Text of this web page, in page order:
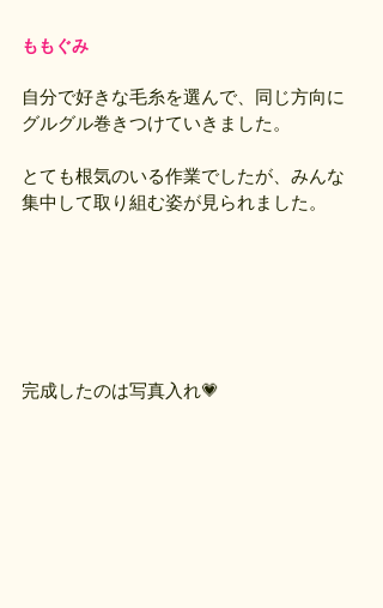
ももぐみ
自分で好きな毛糸を選んで、同じ方向に
グルグル巻きつけていきました。
とても根気のいる作業でしたが、みんな
集中して取り組む姿が見られました。
完成したのは写真入れ💗